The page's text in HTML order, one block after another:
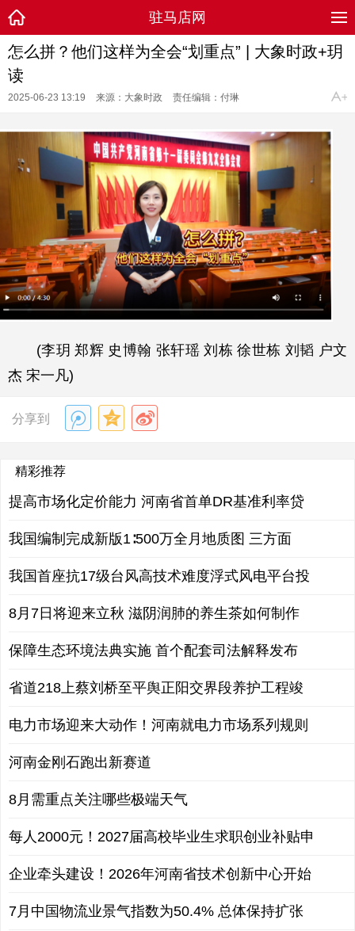
驻马店网
怎么拼？他们这样为全会“划重点” | 大象时政+玥
读
2025-06-23 13:19 来源：大象时政 责任编辑：付琳
(李玥 郑辉 史博翰 张轩瑶 刘栋 徐世栋 刘韬 户文
杰 宋一凡)
分享到
精彩推荐
提高市场化定价能力 河南省首单DR基准利率贷
我国编制完成新版1∶500万全月地质图 三方面
我国首座抗17级台风高技术难度浮式风电平台投
8月7日将迎来立秋 滋阴润肺的养生茶如何制作
保障生态环境法典实施 首个配套司法解释发布
省道218上蔡刘桥至平舆正阳交界段养护工程竣
电力市场迎来大动作！河南就电力市场系列规则
河南金刚石跑出新赛道
8月需重点关注哪些极端天气
每人2000元！2027届高校毕业生求职创业补贴申
企业牵头建设！2026年河南省技术创新中心开始
7月中国物流业景气指数为50.4% 总体保持扩张